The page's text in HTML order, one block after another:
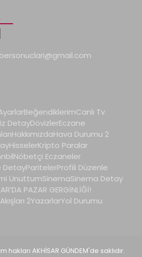
BeğendiklerimCanlı Tv
DetayDövizlerEczane
HakkımızdaHava Durumu 2
HisselerKripto Paralar
Nöbetçi Eczaneler
DetayParitelerProfili Düzenle
UnuttumSinemaSinema Detay
PAZAR GERGİNLİĞİ!
2YazarlarYol Durumu
AKHİSAR GÜNDEM'de saklıdır.